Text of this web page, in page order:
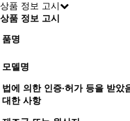
상품 정보 고시
상품 정보 고시
품명
모델명
법에 의한 인증·허가 등을 받았
대한 사항